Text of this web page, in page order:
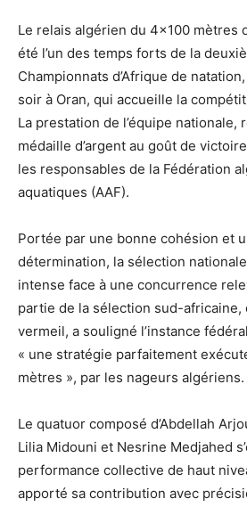
Le relais algérien du 4×100 mètres
été l’un des temps forts de la
Championnats d’Afrique de
soir à Oran, qui accueille la
La prestation de l’équipe nationale,
médaille d’argent au goût de
les responsables de la Fédération
aquatiques (AAF).
Portée par une bonne cohésion et
détermination, la sélection
intense face à une concurrence
partie de la sélection sud-africaine,
vermeil, a souligné l’instance
« une stratégie parfaitement
mètres », par les nageurs algériens.
Le quatuor composé d’Abdellah
Lilia Midouni et Nesrine Medjahed
performance collective de haut
apporté sa contribution avec